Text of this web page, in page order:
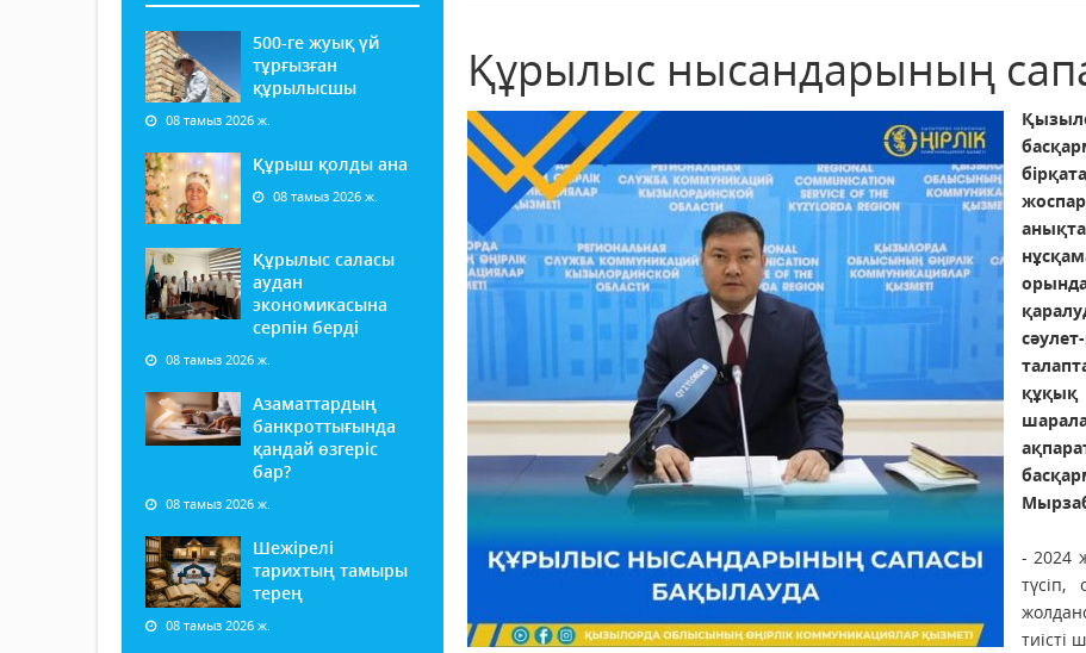
500-ге жуық үй
тұрғызған
құрылысшы
08 тамыз 2026 ж.
Құрыш қолды ана
08 тамыз 2026 ж.
Құрылыс саласы
аудан
экономикасына
серпін берді
08 тамыз 2026 ж.
Азаматтардың
банкроттығында
қандай өзгеріс
бар?
08 тамыз 2026 ж.
Шежірелі
тарихтың тамыры
терең
08 тамыз 2026 ж.
Құрылыс нысандарының
- 2024
түсіп,
тиісті